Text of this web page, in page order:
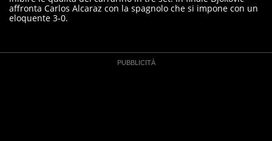
affronta Carlos Alcaraz con la spagnolo che si impone con un
eloquente 3-0.